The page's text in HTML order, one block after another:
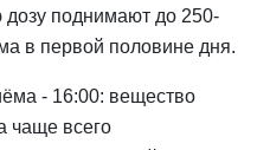
дозу поднимают до 250-
в первой половине дня.
- 16:00: вещество
чаще всего